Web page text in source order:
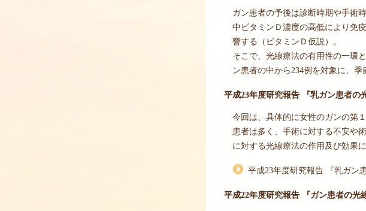
ガン患者の予後は診断時期や手術
中ビタミンＤ濃度の高低により免
響する（ビタミンＤ仮説）。
そこで、光線療法の有用性の一環
ン患者の中から234例を対象に、
平成23年度研究報告 『乳ガン患者の
今回は、具体的に女性のガンの第
患者は多く、手術に対する不安や
に対する光線療法の作用及び効果
平成23年度研究報告 『乳ガン
平成22年度研究報告 『ガン患者の光